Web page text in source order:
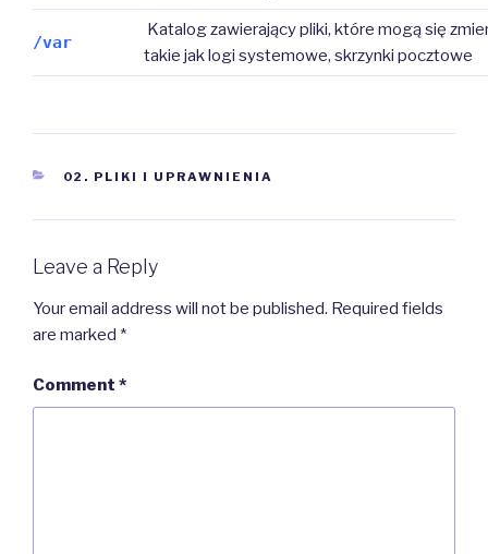
/var
Katalog zawierający pliki, które mogą się
takie jak logi systemowe, skrzynki pocztowe
CATEGORIES
02. PLIKI I UPRAWNIENIA
Leave a Reply
Your email address will not be published. Required fields
are marked *
Comment *